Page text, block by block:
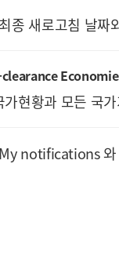
최종 새로고침 날짜
clearance
현황과 모든 국
My notifications 와